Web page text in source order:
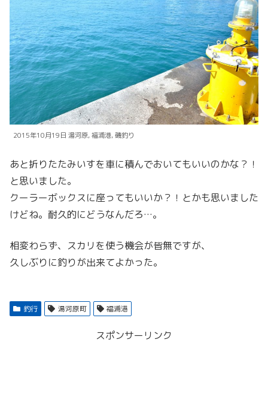
2015年10月19日 湯河原, 福浦港, 磯釣り
あと折りたたみいすを車に積んでおいてもいいのかな？！
と思いました。
クーラーボックスに座ってもいいか？！とかも思いました
けどね。耐久的にどうなんだろ…。
相変わらず、スカリを使う機会が皆無ですが、
久しぶりに釣りが出来てよかった。
釣行 湯河原町 福浦港
スポンサーリンク